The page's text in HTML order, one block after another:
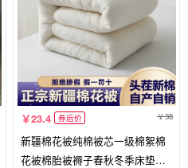
23.4 券后价 38
新疆棉花被纯棉被芯一级棉絮棉
花被棉胎被褥子春秋冬季床垫被